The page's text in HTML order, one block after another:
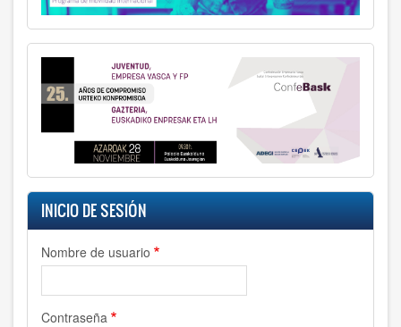
INICIO DE SESIÓN
Nombre de usuario
Contraseña